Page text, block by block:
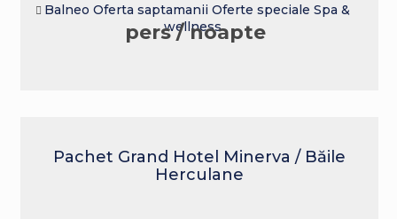
Balneo Oferta saptamanii Oferte speciale Spa &
wellness
pers / noapte
Pachet Grand Hotel Minerva / Băile
Herculane